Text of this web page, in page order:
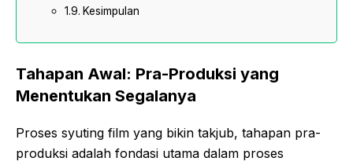
Kesimpulan
Tahapan Awal: Pra-Produksi yang
Menentukan Segalanya
Proses syuting film yang bikin takjub, tahapan pra-
produksi adalah fondasi utama dalam proses